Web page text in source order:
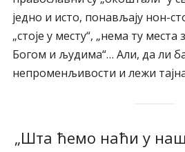
једно и исто, понављају нон-
„стоје у месту“, „нема ту места
Богом и људима“… Али, да ли
непроменљивости и лежи
„Шта ћемо наћи у